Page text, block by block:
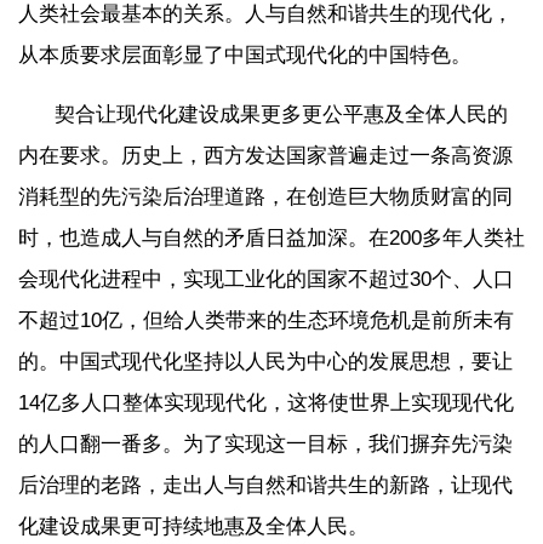
人类社会最基本的关系。人与自然和谐共生的现代化，
从本质要求层面彰显了中国式现代化的中国特色。
契合让现代化建设成果更多更公平惠及全体人民的
内在要求。历史上，西方发达国家普遍走过一条高资源
消耗型的先污染后治理道路，在创造巨大物质财富的同
时，也造成人与自然的矛盾日益加深。在200多年人类社
会现代化进程中，实现工业化的国家不超过30个、人口
不超过10亿，但给人类带来的生态环境危机是前所未有
的。中国式现代化坚持以人民为中心的发展思想，要让
14亿多人口整体实现现代化，这将使世界上实现现代化
的人口翻一番多。为了实现这一目标，我们摒弃先污染
后治理的老路，走出人与自然和谐共生的新路，让现代
化建设成果更可持续地惠及全体人民。